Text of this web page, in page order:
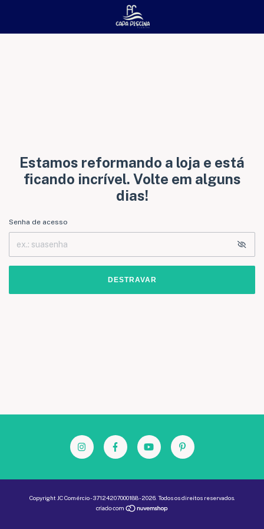
Estamos reformando a loja e está
ficando incrível. Volte em alguns
dias!
Senha de acesso
DESTRAVAR
Copyright JC Comércio - 37124207000188 - 2026. Todos os direitos reservados.